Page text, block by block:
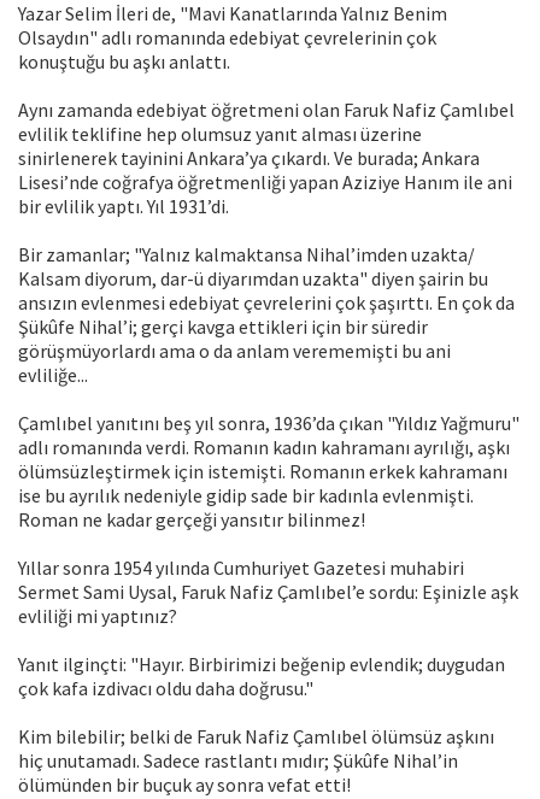
Yazar Selim İleri de, "Mavi Kanatlarında Yalnız Benim
Olsaydın" adlı romanında edebiyat çevrelerinin çok
konuştuğu bu aşkı anlattı.
Aynı zamanda edebiyat öğretmeni olan Faruk Nafiz Çamlıbel
evlilik teklifine hep olumsuz yanıt alması üzerine
sinirlenerek tayinini Ankara’ya çıkardı. Ve burada; Ankara
Lisesi’nde coğrafya öğretmenliği yapan Aziziye Hanım ile ani
bir evlilik yaptı. Yıl 1931’di.
Bir zamanlar; "Yalnız kalmaktansa Nihal’imden uzakta/
Kalsam diyorum, dar-ü diyarımdan uzakta" diyen şairin bu
ansızın evlenmesi edebiyat çevrelerini çok şaşırttı. En çok da
Şükûfe Nihal’i; gerçi kavga ettikleri için bir süredir
görüşmüyorlardı ama o da anlam verememişti bu ani
evliliğe...
Çamlıbel yanıtını beş yıl sonra, 1936’da çıkan "Yıldız Yağmuru"
adlı romanında verdi. Romanın kadın kahramanı ayrılığı, aşkı
ölümsüzleştirmek için istemişti. Romanın erkek kahramanı
ise bu ayrılık nedeniyle gidip sade bir kadınla evlenmişti.
Roman ne kadar gerçeği yansıtır bilinmez!
Yıllar sonra 1954 yılında Cumhuriyet Gazetesi muhabiri
Sermet Sami Uysal, Faruk Nafiz Çamlıbel’e sordu: Eşinizle aşk
evliliği mi yaptınız?
Yanıt ilginçti: "Hayır. Birbirimizi beğenip evlendik; duygudan
çok kafa izdivacı oldu daha doğrusu."
Kim bilebilir; belki de Faruk Nafiz Çamlıbel ölümsüz aşkını
hiç unutamadı. Sadece rastlantı mıdır; Şükûfe Nihal’in
ölümünden bir buçuk ay sonra vefat etti!